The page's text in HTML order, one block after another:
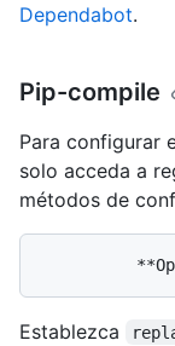
Dependabot.
Pip-compile
Para configurar
solo acceda a
métodos de
Establezca